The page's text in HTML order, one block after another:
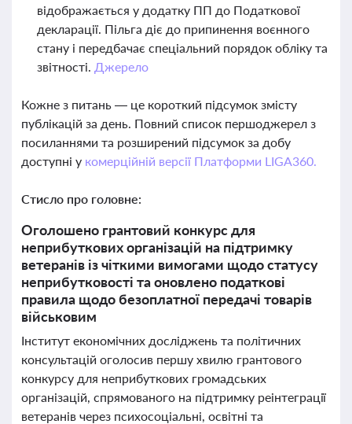
відображається у додатку ПП до Податкової
декларації. Пільга діє до припинення воєнного
стану і передбачає спеціальний порядок обліку та
звітності. Джерело
Кожне з питань — це короткий підсумок змісту
публікацій за день. Повний список першоджерел з
посиланнями та розширений підсумок за добу
доступні у комерційній версії Платформи LIGA360.
Стисло про головне:
Оголошено грантовий конкурс для
неприбуткових організацій на підтримку
ветеранів із чіткими вимогами щодо статусу
неприбутковості та оновлено податкові
правила щодо безоплатної передачі товарів
військовим
Інститут економічних досліджень та політичних
консультацій оголосив першу хвилю грантового
конкурсу для неприбуткових громадських
організацій, спрямованого на підтримку реінтеграції
ветеранів через психосоціальні, освітні та